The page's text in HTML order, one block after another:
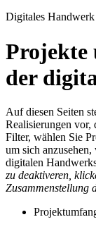
Digitales Handwerk
Projekte
der
Auf diesen Seiten
Realisierungen vor,
Filter, wählen Sie
um sich
digitalen
zu deaktiveren,
Zusammenstellung